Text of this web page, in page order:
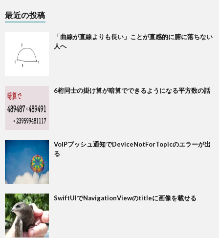
最近の投稿
「曲線が直線よりも長い」ことが直感的に腑に落ちない
人へ
6桁同士の掛け算が暗算でできるようになる平方数の話
VoIPプッシュ通知でDeviceNotForTopicのエラーが出
る
SwiftUIでNavigationViewのtitleに画像を載せる